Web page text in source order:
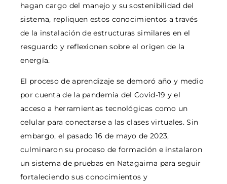
hagan cargo del manejo y su sostenibilidad del
sistema, repliquen estos conocimientos a través
de la instalación de estructuras similares en el
resguardo y reflexionen sobre el origen de la
energía.
El proceso de aprendizaje se demoró año y medio
por cuenta de la pandemia del Covid-19 y el
acceso a herramientas tecnológicas como un
celular para conectarse a las clases virtuales. Sin
embargo, el pasado 16 de mayo de 2023,
culminaron su proceso de formación e instalaron
un sistema de pruebas en Natagaima para seguir
fortaleciendo sus conocimientos y